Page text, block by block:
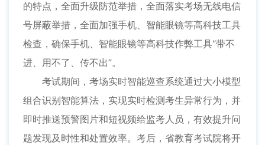
的特点，全面升级防范举措，全面落实考场无线电信
号屏蔽举措，全面加强手机、智能眼镜等高科技工具
检查，确保手机、智能眼镜等高科技作弊工具“带不
进、用不了、传不出”。
考试期间，考场实时智能巡查系统通过大小模型
组合识别智能算法，实现实时检测考生异常行为，并
即时推送预警图片和短视频给监考人员，有效提升问
题发现及时性和处置效率。考后，省教育考试院将开